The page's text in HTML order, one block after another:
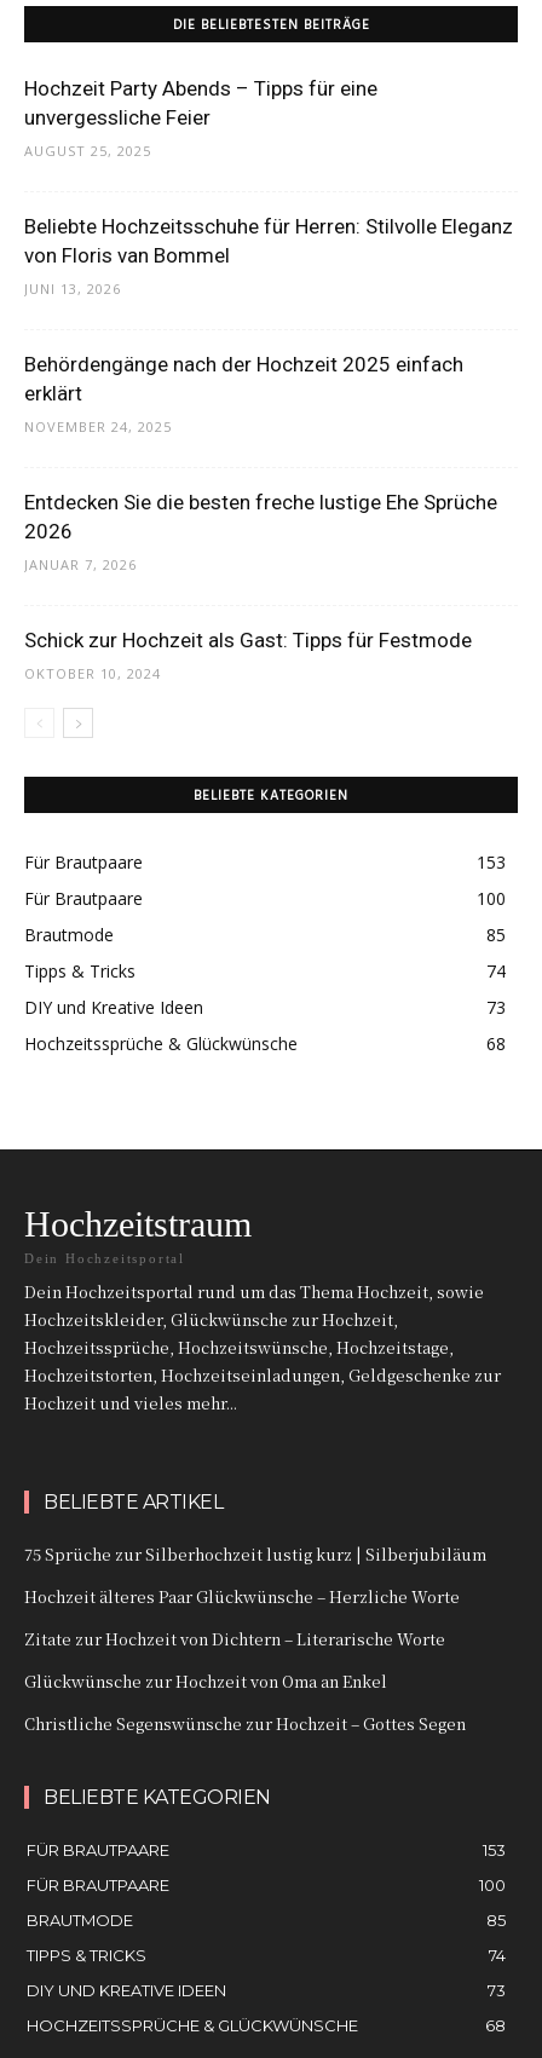
DIE BELIEBTESTEN BEITRÄGE
Hochzeit Party Abends – Tipps für eine
unvergessliche Feier
AUGUST 25, 2025
Beliebte Hochzeitsschuhe für Herren: Stilvolle Eleganz
von Floris van Bommel
JUNI 13, 2026
Behördengänge nach der Hochzeit 2025 einfach
erklärt
NOVEMBER 24, 2025
Entdecken Sie die besten freche lustige Ehe Sprüche
2026
JANUAR 7, 2026
Schick zur Hochzeit als Gast: Tipps für Festmode
OKTOBER 10, 2024
BELIEBTE KATEGORIEN
Für Brautpaare
153
Für Brautpaare
100
Brautmode
85
Tipps & Tricks
74
DIY und Kreative Ideen
73
Hochzeitssprüche & Glückwünsche
68
Hochzeitstraum
Dein Hochzeitsportal
Dein Hochzeitsportal rund um das Thema Hochzeit, sowie
Hochzeitskleider, Glückwünsche zur Hochzeit,
Hochzeitssprüche, Hochzeitswünsche, Hochzeitstage,
Hochzeitstorten, Hochzeitseinladungen, Geldgeschenke zur
Hochzeit und vieles mehr...
BELIEBTE ARTIKEL
75 Sprüche zur Silberhochzeit lustig kurz | Silberjubiläum
Hochzeit älteres Paar Glückwünsche – Herzliche Worte
Zitate zur Hochzeit von Dichtern – Literarische Worte
Glückwünsche zur Hochzeit von Oma an Enkel
Christliche Segenswünsche zur Hochzeit – Gottes Segen
BELIEBTE KATEGORIEN
FÜR BRAUTPAARE
153
FÜR BRAUTPAARE
100
BRAUTMODE
85
TIPPS & TRICKS
74
DIY UND KREATIVE IDEEN
73
HOCHZEITSSPRÜCHE & GLÜCKWÜNSCHE
68